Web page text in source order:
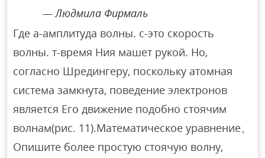
Людмила Фирмаль
Где а-амплитуда волны. c-это скорость
волны. т-время Ния машет рукой. Но,
согласно Шредингеру, поскольку атомная
система замкнута, поведение электронов
является Его движение подобно стоячим
волнам(рис. 11).Математическое уравнение、
Опишите более простую стоячую волну,